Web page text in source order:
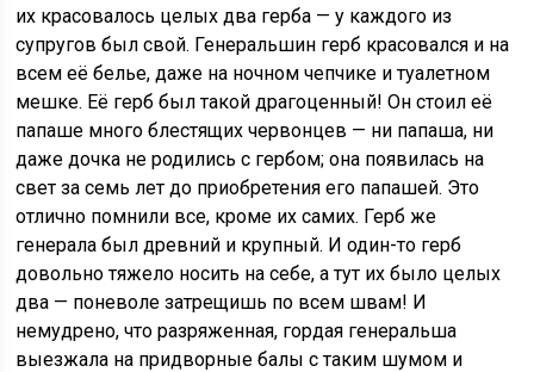
их красовалось целых два герба — у каждого из
супругов был свой. Генеральшин герб красовался и на
всем её белье, даже на ночном чепчике и туалетном
мешке. Её герб был такой драгоценный! Он стоил её
папаше много блестящих червонцев — ни папаша, ни
даже дочка не родились с гербом; она появилась на
свет за семь лет до приобретения его папашей. Это
отлично помнили все, кроме их самих. Герб же
генерала был древний и крупный. И один-то герб
довольно тяжело носить на себе, а тут их было целых
два — поневоле затрещишь по всем швам! И
немудрено, что разряженная, гордая генеральша
выезжала на придворные балы с таким шумом и